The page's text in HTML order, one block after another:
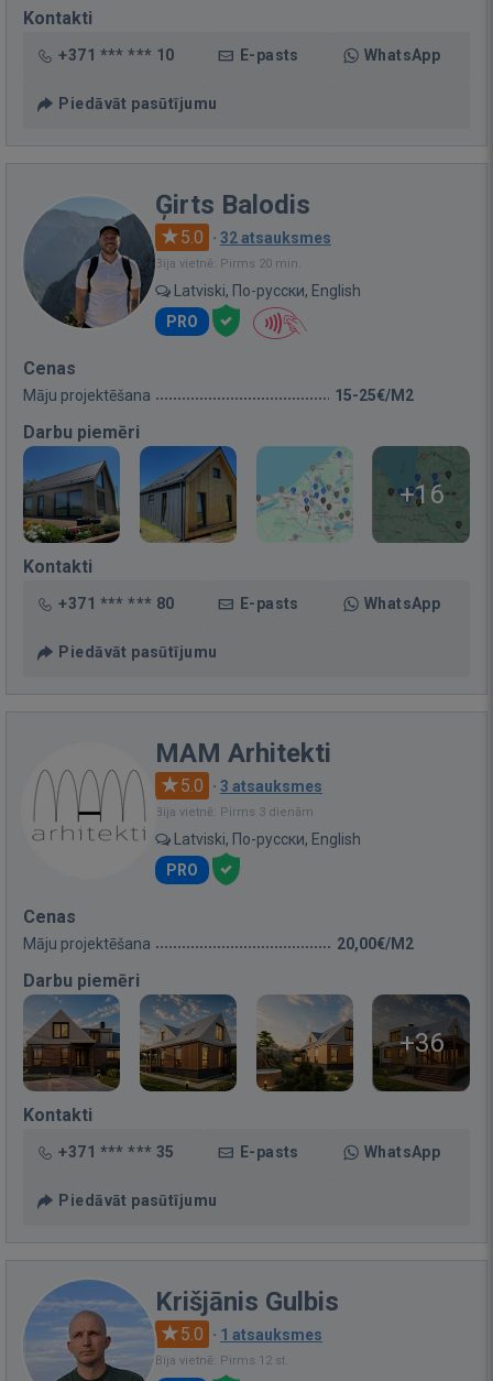
Kontakti
+371 *** *** 10 E-pasts WhatsApp
Piedāvāt pasūtījumu
Ģirts Balodis
5.0 · 32 atsauksmes
Bija vietnē: Pirms 20 min.
Latviski, По-русски, English
PRO
Cenas
Māju projektēšana 15-25€/M2
Darbu piemēri
+16
Kontakti
+371 *** *** 80 E-pasts WhatsApp
Piedāvāt pasūtījumu
MAM Arhitekti
5.0 · 3 atsauksmes
Bija vietnē: Pirms 3 dienām
Latviski, По-русски, English
PRO
Cenas
Māju projektēšana 20,00€/M2
Darbu piemēri
+36
Kontakti
+371 *** *** 35 E-pasts WhatsApp
Piedāvāt pasūtījumu
Krišjānis Gulbis
5.0 · 1 atsauksmes
Bija vietnē: Pirms 12 st.